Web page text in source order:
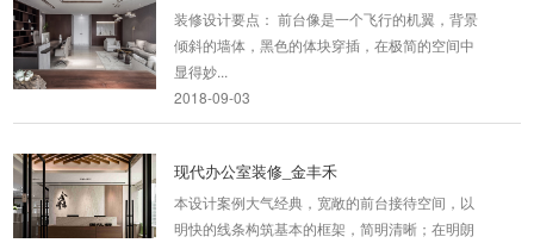
装修设计要点： 前台像是一个飞行的机翼，背景
倾斜的墙体，黑色的体块穿插，在极简的空间中
显得妙...
2018-09-03
现代办公室装修_金丰禾
本设计案例大气经典，宽敞的前台接待空间，以
明快的线条构筑基本的框架，简明清晰；在明朗